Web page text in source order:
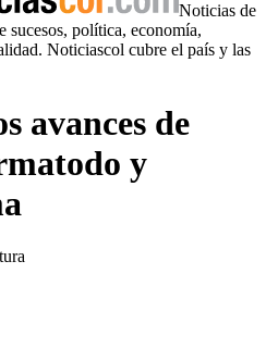
Noticias de
sucesos, política, economía,
Noticiascol cubre el país y las
avances de
y